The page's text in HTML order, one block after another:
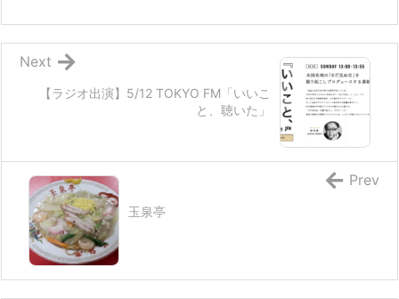
【ラジオ出演】5/12 TOKYO FM「いいこ
と、聴いた」
Next
玉泉亭
Prev